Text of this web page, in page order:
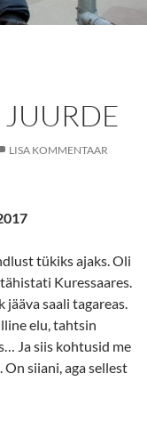
LISA KOMMENTAAR
tükiks ajaks. Oli
Kuressaares.
jääva saali tagareas.
elu, tahtsin
Ja siis kohtusid me
On siiani, aga sellest